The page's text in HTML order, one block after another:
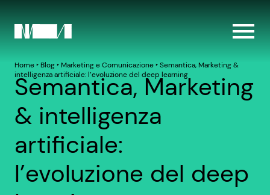
Home‣ Blog‣ Marketing e Comunicazione‣Semantica, Marketing &
intelligenza artificiale: l’evoluzione del deep learning
Semantica, Marketing
& intelligenza
artificiale:
l’evoluzione del deep